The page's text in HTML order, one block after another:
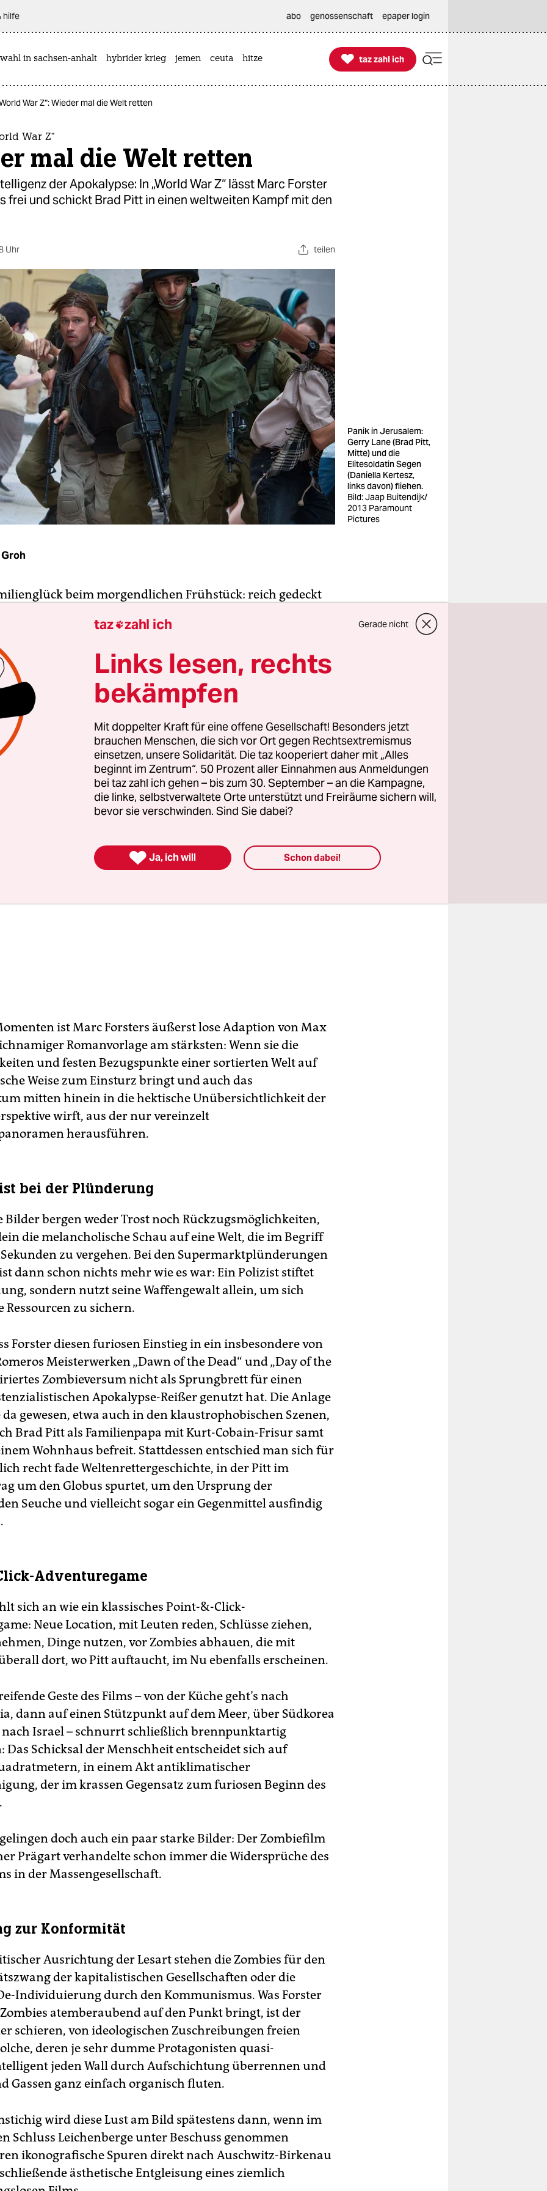
hilfe abo genossenschaft epaper login
in sachsen-anhalt hybrider krieg jemen ceuta hitze 
taz zahl ich
taz zahl ich
War Z“: Wieder mal die Welt retten
War Z“
mal die Welt retten
der Apokalypse: In „World War Z“ lässt Marc Forster
frei und schickt Brad Pitt in einen weltweiten Kampf mit den
Uhr teilen
Panik in Jerusalem:
Gerry Lane (Brad Pitt,
Mitte) und die
Elitesoldatin Segen
(Daniella Kertesz,
links davon) fliehen.
Bild: Jaap Buitendijk/
2013 Paramount
Pictures
beim morgendlichen Frühstück: reich gedeckt
Weltwirtschaftskrisenzeiten. Im Hintergrund berichtet
von Katastrophen weit weg – Television im Wortsinn, ein
Ferne. Doch zwischen Familienidyll und der Krise liegen
und eine Autofahrt ins Zentrum Philadelphias.
Explosion mitten in der Stadt an jüngste Terrorbilder
denken und in sich überschlagender Rasanz mündet ein
Chaos: Tollwütige Ex-Menschen überrennen die
um sich, infizieren andere. Kollaps im rasenden Vollzug.
ist Marc Forsters äußerst lose Adaption von Max
Romanvorlage am stärksten: Wenn sie die
und festen Bezugspunkte einer sortierten Welt auf
Weise zum Einsturz bringt und auch das
mitten hinein in die hektische Unübersichtlichkeit der
wirft, aus der nur vereinzelt
herausführen.
bei der Plünderung
Bilder bergen weder Trost noch Rückzugsmöglichkeiten,
die melancholische Schau auf eine Welt, die im Begriff
zu vergehen. Bei den Supermarktplünderungen
dann schon nichts mehr wie es war: Ein Polizist stiftet
sondern nutzt seine Waffengewalt allein, um sich
Ressourcen zu sichern.
Forster diesen furiosen Einstieg in ein insbesondere von
Meisterwerken „Dawn of the Dead“ und „Day of the
Zombieversum nicht als Sprungbrett für einen
Apokalypse-Reißer genutzt hat. Die Anlage
gewesen, etwa auch in den klaustrophobischen Szenen,
Brad Pitt als Familienpapa mit Kurt-Cobain-Frisur samt
Wohnhaus befreit. Stattdessen entschied man sich für
recht fade Weltenrettergeschichte, in der Pitt im
um den Globus spurtet, um den Ursprung der
Seuche und vielleicht sogar ein Gegenmittel ausfindig
Adventuregame
sich an wie ein klassisches Point-&-Click-
Neue Location, mit Leuten reden, Schlüsse ziehen,
Dinge nutzen, vor Zombies abhauen, die mit
dort, wo Pitt auftaucht, im Nu ebenfalls erscheinen.
Geste des Films – von der Küche geht’s nach
dann auf einen Stützpunkt auf dem Meer, über Südkorea
Israel – schnurrt schließlich brennpunktartig
Das Schicksal der Menschheit entscheidet sich auf
in einem Akt antiklimatischer
der im krassen Gegensatz zum furiosen Beginn des
doch auch ein paar starke Bilder: Der Zombiefilm
Prägart verhandelte schon immer die Widersprüche des
in der Massengesellschaft.
zur Konformität
Ausrichtung der Lesart stehen die Zombies für den
der kapitalistischen Gesellschaften oder die
Individuierung durch den Kommunismus. Was Forster
atemberaubend auf den Punkt bringt, ist der
schieren, von ideologischen Zuschreibungen freien
deren je sehr dumme Protagonisten quasi-
jeden Wall durch Aufschichtung überrennen und
Gassen ganz einfach organisch fluten.
wird diese Lust am Bild spätestens dann, wenn im
Schluss Leichenberge unter Beschuss genommen
ikonografische Spuren direkt nach Auschwitz-Birkenau
ästhetische Entgleisung eines ziemlich
taz zahl ich Gerade nicht
Links lesen, rechts
bekämpfen
Mit doppelter Kraft für eine offene Gesellschaft! Besonders jetzt
brauchen Menschen, die sich vor Ort gegen Rechtsextremismus
einsetzen, unsere Solidarität. Die taz kooperiert daher mit „Alles
beginnt im Zentrum“. 50 Prozent aller Einnahmen aus Anmeldungen
bei taz zahl ich gehen – bis zum 30. September – an die Kampagne,
die linke, selbstverwaltete Orte unterstützt und Freiräume sichern will,
bevor sie verschwinden. Sind Sie dabei?
 Ja, ich will Schon dabei!